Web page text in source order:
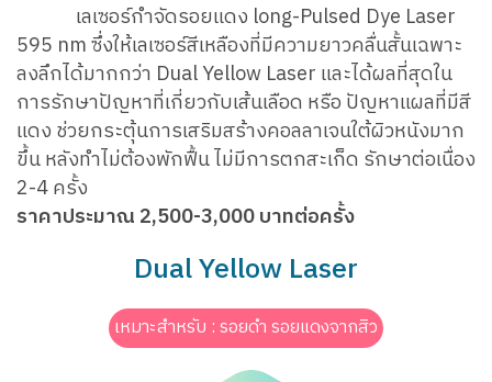
เลเซอร์กำจัดรอยแดง long-Pulsed Dye Laser
595 nm ซึ่งให้เลเซอร์สีเหลืองที่มีความยาวคลื่นสั้นเฉพาะ
ลงลึกได้มากกว่า Dual Yellow Laser และได้ผลที่สุดใน
การรักษาปัญหาที่เกี่ยวกับเส้นเลือด หรือ ปัญหาแผลที่มีสี
แดง ช่วยกระตุ้นการเสริมสร้างคอลลาเจนใต้ผิวหนังมาก
ขึ้น หลังทำไม่ต้องพักฟื้น ไม่มีการตกสะเก็ด รักษาต่อเนื่อง
2-4 ครั้ง
ราคาประมาณ 2,500-3,000 บาทต่อครั้ง
Dual Yellow Laser
เหมาะสำหรับ : รอยดำ รอยแดงจากสิว